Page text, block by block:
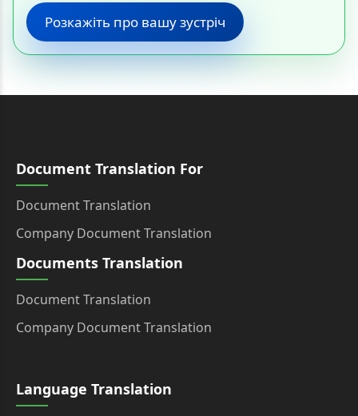
Розкажіть про вашу зустріч
Document Translation For
Document Translation
Company Document Translation
Documents Translation
Document Translation
Company Document Translation
Language Translation